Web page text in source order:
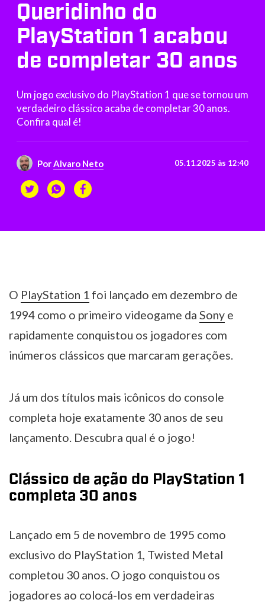
Queridinho do
PlayStation 1 acabou
de completar 30 anos
Um jogo exclusivo do PlayStation 1 que se tornou um
verdadeiro clássico acaba de completar 30 anos.
Confira qual é!
Por Alvaro Neto 05.11.2025 às 12:40
O PlayStation 1 foi lançado em dezembro de
1994 como o primeiro videogame da Sony e
rapidamente conquistou os jogadores com
inúmeros clássicos que marcaram gerações.
Já um dos títulos mais icônicos do console
completa hoje exatamente 30 anos de seu
lançamento. Descubra qual é o jogo!
Clássico de ação do PlayStation 1
completa 30 anos
Lançado em 5 de novembro de 1995 como
exclusivo do PlayStation 1, Twisted Metal
completou 30 anos. O jogo conquistou os
jogadores ao colocá-los em verdadeiras